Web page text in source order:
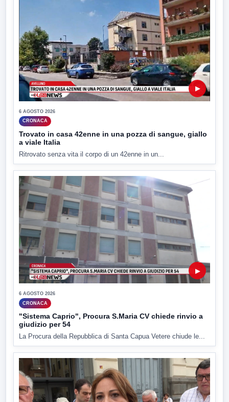
▶
6 AGOSTO 2026
CRONACA
Trovato in casa 42enne in una pozza di sangue, giallo
a viale Italia
Ritrovato senza vita il corpo di un 42enne in un...
▶
6 AGOSTO 2026
CRONACA
"Sistema Caprio", Procura S.Maria CV chiede rinvio a
giudizio per 54
La Procura della Repubblica di Santa Capua Vetere chiude le...